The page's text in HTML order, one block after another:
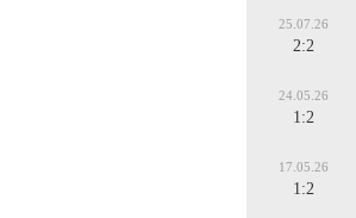
25.07.26
2:2
24.05.26
1:2
17.05.26
1:2